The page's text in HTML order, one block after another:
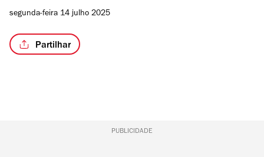
segunda-feira 14 julho 2025
Partilhar
PUBLICIDADE